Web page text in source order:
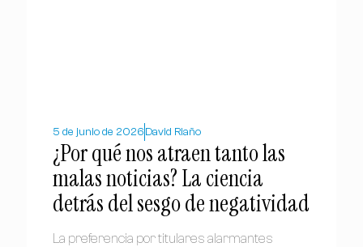
5 de junio de 2026 David Riaño
¿Por qué nos atraen tanto las
malas noticias? La ciencia
detrás del sesgo de negatividad
La preferencia por titulares alarmantes